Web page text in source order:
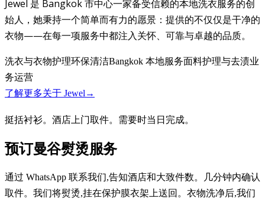
Jewel 是 Bangkok 市中心一家备受信赖的本地洗衣服务的创
始人，她秉持一个简单而有力的愿景：提供的不仅仅是干净的
衣物——在每一项服务中都注入关怀、可靠与卓越的品质。
洗衣与衣物护理环保清洁Bangkok 本地服务面料护理与去渍业
务运营
了解更多关于 Jewel →
挺括衬衫。酒店上门取件。需要时当日完成。
预订曼谷熨烫服务
通过 WhatsApp 联系我们,告知酒店和大致件数。几分钟内确认
取件。我们将熨烫,挂在保护膜衣架上送回。衣物洗净后,我们